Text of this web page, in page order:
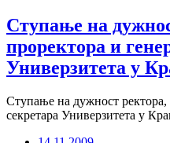
Ступање на
проректора и
Универзитета у
Ступање на дужност ректора,
секретара Универзитета у